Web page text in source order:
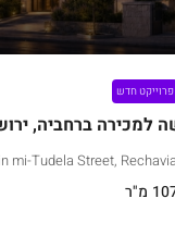
פרוייקט חדש
למכירה ברחביה,
mi-Tudela Street,
מ"ר